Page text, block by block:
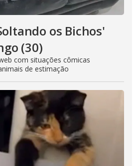
os Bichos'
(30)
com situações cômicas
de estimação